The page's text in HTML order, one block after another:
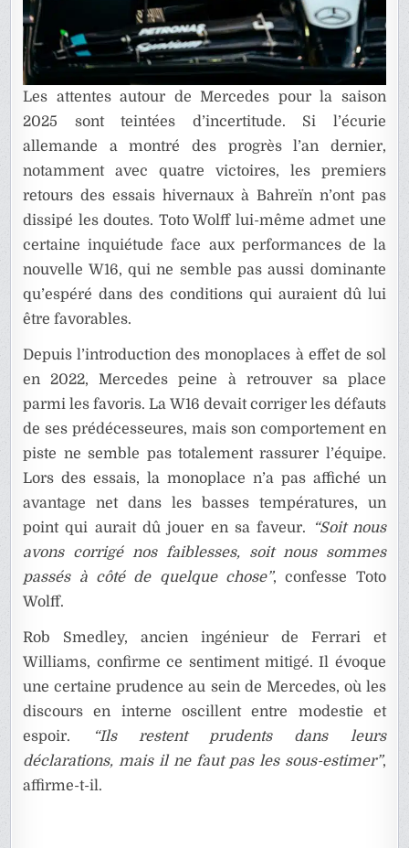
Les attentes autour de Mercedes pour la saison
2025 sont teintées d’incertitude. Si l’écurie
allemande a montré des progrès l’an dernier,
notamment avec quatre victoires, les premiers
retours des essais hivernaux à Bahreïn n’ont pas
dissipé les doutes. Toto Wolff lui-même admet une
certaine inquiétude face aux performances de la
nouvelle W16, qui ne semble pas aussi dominante
qu’espéré dans des conditions qui auraient dû lui
être favorables.
Depuis l’introduction des monoplaces à effet de sol
en 2022, Mercedes peine à retrouver sa place
parmi les favoris. La W16 devait corriger les défauts
de ses prédécesseures, mais son comportement en
piste ne semble pas totalement rassurer l’équipe.
Lors des essais, la monoplace n’a pas affiché un
avantage net dans les basses températures, un
point qui aurait dû jouer en sa faveur.
“Soit nous
avons corrigé nos faiblesses, soit nous sommes
passés à côté de quelque chose”, confesse Toto
Wolff.
Rob Smedley, ancien ingénieur de Ferrari et
Williams, confirme ce sentiment mitigé. Il évoque
une certaine prudence au sein de Mercedes, où les
discours en interne oscillent entre modestie et
espoir.
“Ils restent prudents dans leurs
déclarations, mais il ne faut pas les sous-estimer”,
affirme-t-il.